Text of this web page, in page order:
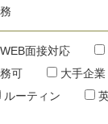
面接対応
可
大手企業
ルーティン